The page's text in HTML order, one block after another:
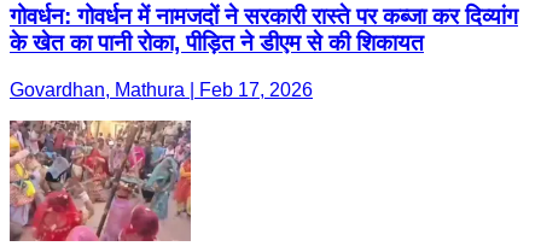
गोवर्धन: गोवर्धन में नामजदों ने सरकारी रास्ते पर कब्जा कर दिव्यांग
के खेत का पानी रोका, पीड़ित ने डीएम से की शिकायत
Govardhan, Mathura | Feb 17, 2026